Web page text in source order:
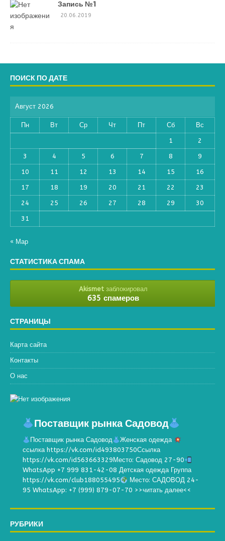
Запись №1
20.06.2019
ПОИСК ПО ДАТЕ
Август 2026
Пн Вт Ср Чт Пт Сб Вс
1 2
3 4 5 6 7 8 9
10 11 12 13 14 15 16
17 18 19 20 21 22 23
24 25 26 27 28 29 30
31
« Мар
СТАТИСТИКА СПАМА
Akismetзаблокировал
635 спамеров
СТРАНИЦЫ
Карта сайта
Контакты
О нас
Поставщик рынка Садовод
Поставщик рынка Садовод
Женская одежда
ссылка https://vk.com/id493803750Ссылка
https://vk.com/id563663329Место: Садовод 27-90
WhatsApp +7 999 831-42-08 Детская одежда Группа
https://vk.com/club188055495
Место: САДОВОД 24-
95 WhatsApp: +7 (999) 879-07-70 >>читать далее<<
РУБРИКИ